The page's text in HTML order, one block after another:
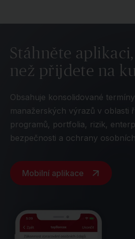
Stáhněte aplikaci,
než přijdete na
Obsahuje konsolidované
manažerských výrazů v oblasti
programů, portfolia, rizik,
bezpečnosti a ochrany
Mobilní aplikace